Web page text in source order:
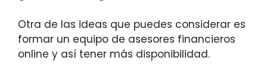
Otra de las ideas que puedes considerar es
formar un equipo de asesores financieros
online y así tener más disponibilidad.